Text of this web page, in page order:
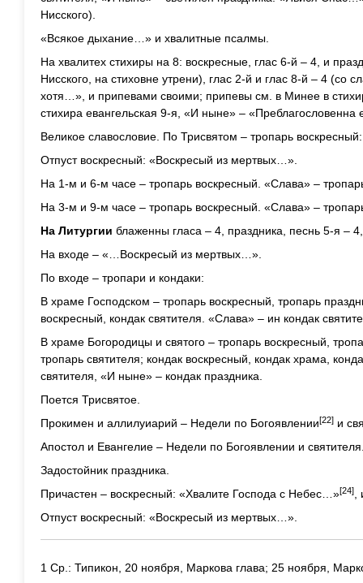
Нисского).
«Всякое дыхание…» и хвалитные псалмы.
На хвалитех стихиры на 8: воскресные, глас 6-й – 4, и
Нисского, на стиховне утрени), глас 2-й и глас 8-й – 4 (со
хотя…», и припевами своими; припевы см. в Минее в
стихира евангельская 9-я, «И ныне» –
Великое славословие. По Трисвятом – тропарь
Отпуст воскресный: «Воскресый из мертвых…».
На 1-м и 6-м часе – тропарь воскресный. «Слава» –
На 3-м и 9-м часе – тропарь воскресный. «Слава» –
На Литургии блаженны гласа – 4, праздника, песнь 5-я –
На входе – «…Воскресый из мертвых…».
По входе – тропари и кондаки:
В храме Господском – тропарь воскресный, тропарь
воскресный, кондак святителя. «Слава» – ин кондак
В храме Богородицы и святого – тропарь воскресный,
тропарь святителя; кондак воскресный, кондак храма,
святителя, «И ныне» – кондак праздника.
Поется Трисвятое.
Прокимен и аллилуиарий – Недели по Богоявлении[22] и
Апостол и Евангелие – Недели по Богоявлении и
Задостойник праздника.
Причастен – воскресный: «Хвалите Господа с Небес…»[24]
Отпуст воскресный: «Воскресый из мертвых…».
1 Ср.: Типикон, 20 ноября, Маркова глава; 25 ноября,